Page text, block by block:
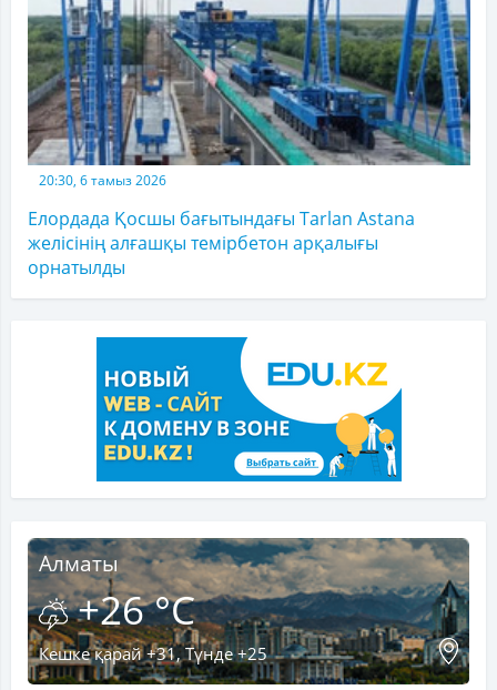
20:30, 6 тамыз 2026
Елордада Қосшы бағытындағы Tarlan Astana
желісінің алғашқы темірбетон арқалығы
орнатылды
Алматы
+26 °C
Кешке қарай +31, Түнде +25